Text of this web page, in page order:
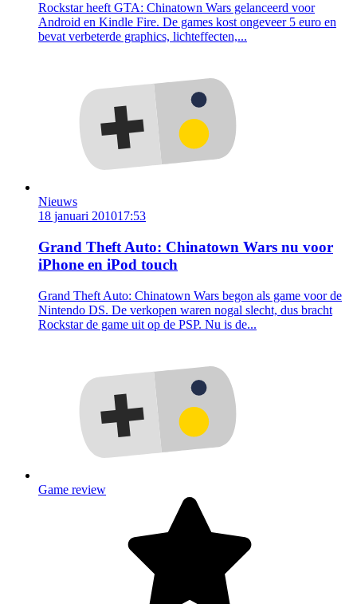
Rockstar heeft GTA: Chinatown Wars gelanceerd voor
Android en Kindle Fire. De games kost ongeveer 5 euro en
bevat verbeterde graphics, lichteffecten,...
Nieuws
18 januari 201017:53
Grand Theft Auto: Chinatown Wars nu voor
iPhone en iPod touch
Grand Theft Auto: Chinatown Wars begon als game voor de
Nintendo DS. De verkopen waren nogal slecht, dus bracht
Rockstar de game uit op de PSP. Nu is de...
Game review